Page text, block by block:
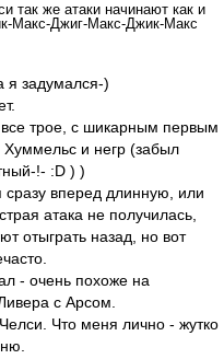
так же атаки начинают как и
Макс-Джиг-Макс-Джик-Макс
я задумался-)
трое, с шикарным первым
и негр (забыл
!- :D ) )
сразу вперед длинную, или
атака не получилась,
отыграть назад, но вот
- очень похоже на
с Арсом.
Что меня лично - жутко